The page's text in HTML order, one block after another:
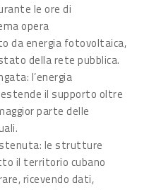
le ore di
opera
da energia fotovoltaica,
della rete pubblica.
l’energia
il supporto oltre
parte delle
le strutture
il territorio cubano
ricevendo dati,